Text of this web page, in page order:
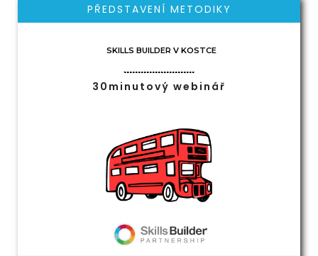
PŘEDSTAVENÍ METODIKY
SKILLS BUILDER V KOSTCE
30minutový webinář